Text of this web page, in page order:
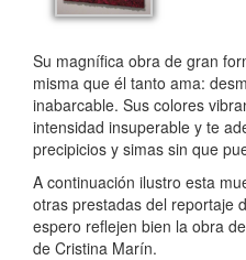
Su magnífica obra de gran
misma que él tanto ama:
inabarcable. Sus colores
intensidad insuperable y te
precipicios y simas sin que
A continuación ilustro esta
otras prestadas del reportaje
espero reflejen bien la obra
de Cristina Marín.